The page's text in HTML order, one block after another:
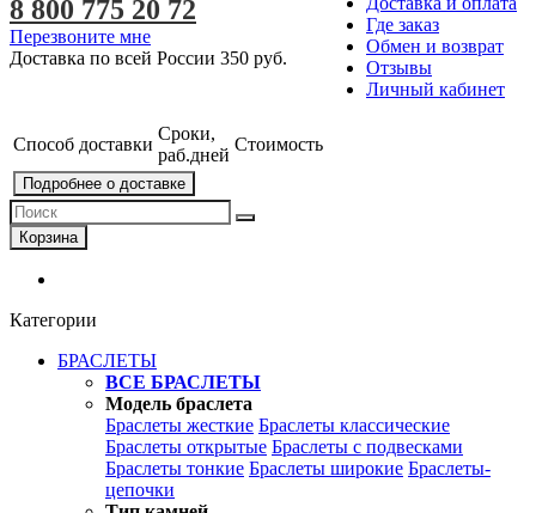
Где заказ
Обмен и возврат
Отзывы
Личный кабинет
8 800 775 20 72
Перезвоните мне
Доставка по всей России 350 руб.
Способ доставки
Сроки,
раб.дней
Стоимость
Подробнее о доставке
Корзина
Категории
БРАСЛЕТЫ
ВСЕ БРАСЛЕТЫ
Модель браслета
Браслеты жесткие Браслеты классические
Браслеты открытые Браслеты с подвесками
Браслеты тонкие Браслеты широкие Браслеты-
цепочки